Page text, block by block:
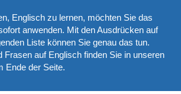
Englisch zu lernen, möchten Sie das
anwenden. Mit den Ausdrücken auf
Liste können Sie genau das tun.
Frasen auf Englisch finden Sie in unseren
Ende der Seite.